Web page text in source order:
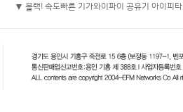
▼ 블랙! 속도빠른 기가와이파이 공유기 아이피